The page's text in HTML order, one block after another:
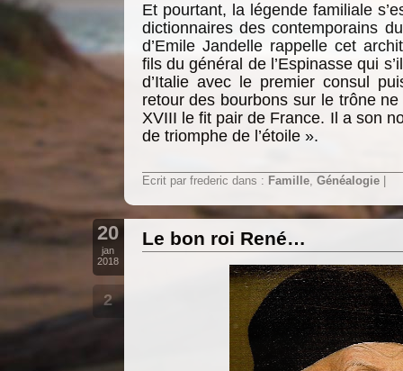
Et pourtant, la légende familiale
dictionnaires des contemporains
d’Emile Jandelle rappelle cet
fils du général de l’Espinasse qui
d’Italie avec le premier consul
retour des bourbons sur le trône
XVIII le fit pair de France. Il a son
de triomphe de l’étoile ».
Ecrit par frederic dans : Famille, Généalogie|
20
jan
2018
2
Le bon roi René…